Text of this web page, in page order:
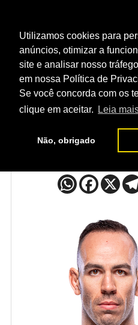
Utilizamos cookies para
anúncios, otimizar a
site e analisar nosso
em nossa Política de
Se você concorda com os
clique em aceitar.
Leia
Não, obrigado
NOTÍCIAS
HOME LUTADORES /
Yohann Lainesse